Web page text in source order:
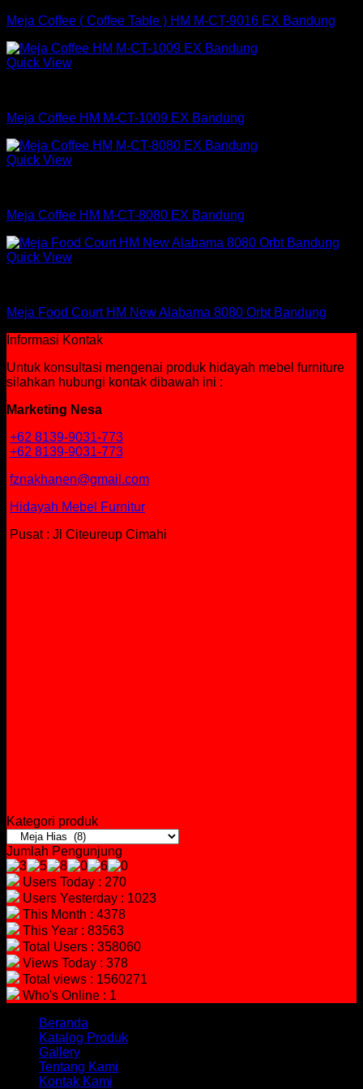
Meja Coffee ( Coffee Table ) HM M-CT-9016 EX Bandung
Quick View
Meja Coffee HM M-CT-1009 EX Bandung
Quick View
Meja Coffee HM M-CT-8080 EX Bandung
Quick View
Meja Food Court HM New Alabama 8080 Orbt Bandung
Informasi Kontak
Untuk konsultasi mengenai produk hidayah mebel furniture
silahkan hubungi kontak dibawah ini :
Marketing Nesa
+62 8139-9031-773
+62 8139-9031-773
fznakhanen@gmail.com
Hidayah Mebel Furnitur
Pusat : Jl Citeureup Cimahi
Kategori produk
Jumlah Pengunjung
Users Today : 270
Users Yesterday : 1023
This Month : 4378
This Year : 83563
Total Users : 358060
Views Today : 378
Total views : 1560271
Who's Online : 1
Beranda
Katalog Produk
Gallery
Tentang Kami
Kontak Kami